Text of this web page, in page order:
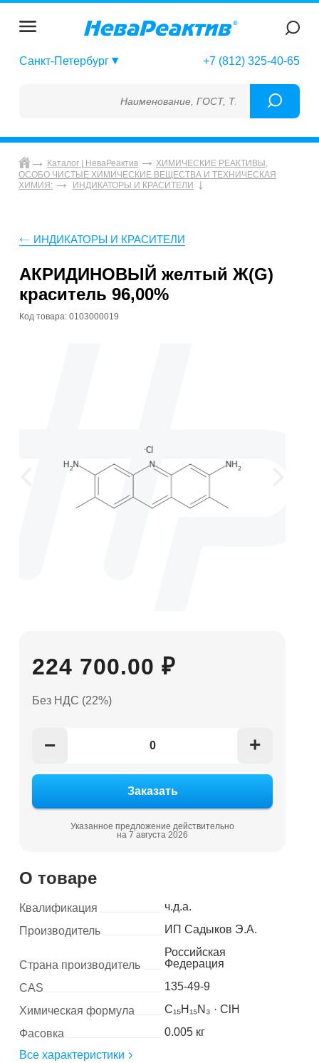
Санкт-Петербург +7 (812) 325-40-65
Наименование, ГОСТ, ТУ, ГСО, МСО, ОСО,
Каталог | НеваРеактив
ХИМИЧЕСКИЕ РЕАКТИВЫ,
ОСОБО ЧИСТЫЕ ХИМИЧЕСКИЕ ВЕЩЕСТВА И ТЕХНИЧЕСКАЯ
ХИМИЯ:
ИНДИКАТОРЫ И КРАСИТЕЛИ
ИНДИКАТОРЫ И КРАСИТЕЛИ
АКРИДИНОВЫЙ желтый Ж(G)
краситель 96,00%
Код товара: 0103000019
224 700.00 ₽
Без НДС (22%)
− +
Указанное предложение действительно
на 7 августа 2026
О товаре
Квалификация
ч.д.а.
Производитель
ИП Садыков Э.А.
Страна производитель
Российская
Федерация
CAS
135-49-9
Химическая формула
C₁₅H₁₅N₃ · ClH
Фасовка
0.005 кг
Все характеристики